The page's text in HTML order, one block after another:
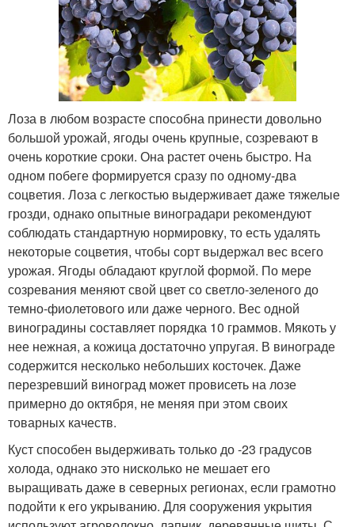
Лоза в любом возрасте способна принести довольно
большой урожай, ягоды очень крупные, созревают в
очень короткие сроки. Она растет очень быстро. На
одном побеге формируется сразу по одному-два
соцветия. Лоза с легкостью выдерживает даже тяжелые
грозди, однако опытные виноградари рекомендуют
соблюдать стандартную нормировку, то есть удалять
некоторые соцветия, чтобы сорт выдержал вес всего
урожая. Ягоды обладают круглой формой. По мере
созревания меняют свой цвет со светло-зеленого до
темно-фиолетового или даже черного. Вес одной
виноградины составляет порядка 10 граммов. Мякоть у
нее нежная, а кожица достаточно упругая. В винограде
содержится несколько небольших косточек. Даже
перезревший виноград может провисеть на лозе
примерно до октября, не меняя при этом своих
товарных качеств.
Куст способен выдерживать только до -23 градусов
холода, однако это нисколько не мешает его
выращивать даже в северных регионах, если грамотно
подойти к его укрыванию. Для сооружения укрытия